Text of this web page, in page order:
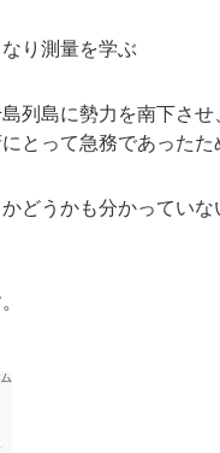
り測量を学ぶ
列島に勢力を南下さ
とって急務であったた
どうかも分かってい